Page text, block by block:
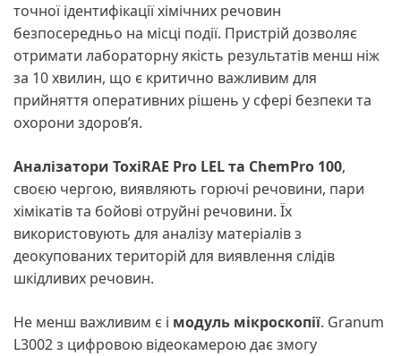
точної ідентифікації хімічних речовин
безпосередньо на місці події. Пристрій дозволяє
отримати лабораторну якість результатів менш ніж
за 10 хвилин, що є критично важливим для
прийняття оперативних рішень у сфері безпеки та
охорони здоров’я.
Аналізатори ToxiRAE Pro LEL та ChemPro 100,
своєю чергою, виявляють горючі речовини, пари
хімікатів та бойові отруйні речовини. Їх
використовують для аналізу матеріалів з
деокупованих територій для виявлення слідів
шкідливих речовин.
Не менш важливим є і модуль мікроскопії. Granum
L3002 з цифровою відеокамерою дає змогу